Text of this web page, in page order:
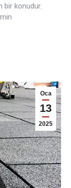
bir konudur.
Oca
13
2025